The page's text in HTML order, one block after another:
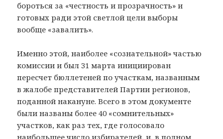
бороться за «честность и прозрачность» и
готовых ради этой светлой цели выборы
вообще «завалить».
Именно этой, наиболее «сознательной» частью
комиссии и был 31 марта инициирован
пересчет бюллетеней по участкам, названным
в жалобе представителей Партии регионов,
поданной накануне. Всего в этом документе
были названы более 40 «сомнительных»
участков, как раз тех, где голосовало